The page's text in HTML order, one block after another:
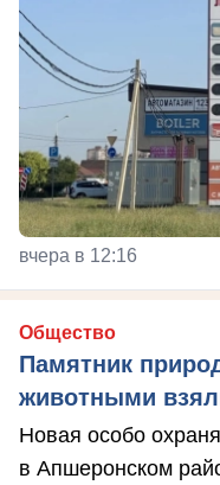
вчера в 12:16
Общество
Памятник
животными
Новая особо
в Апшеронском